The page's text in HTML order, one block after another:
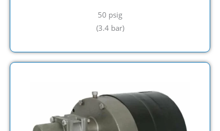
50 psig
(3.4 bar)